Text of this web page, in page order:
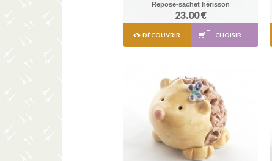
Repose-sachet hérisson
23.00 €
DÉCOUVRIR CHOISIR